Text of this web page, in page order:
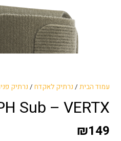
עמוד הבית / נרתיק לאקדח / נרתיק
Sub – VERTX
₪149